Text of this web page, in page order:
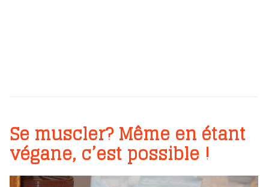
Se muscler? Même en étant
végane, c’est possible !